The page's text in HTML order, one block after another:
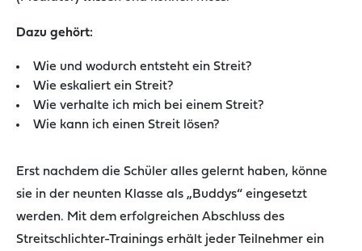
Dazu gehört:
Wie und wodurch entsteht ein Streit?
Wie eskaliert ein Streit?
Wie verhalte ich mich bei einem Streit?
Wie kann ich einen Streit lösen?
Erst nachdem die Schüler alles gelernt haben, könne
sie in der neunten Klasse als „Buddys“ eingesetzt
werden. Mit dem erfolgreichen Abschluss des
Streitschlichter-Trainings erhält jeder Teilnehmer ein